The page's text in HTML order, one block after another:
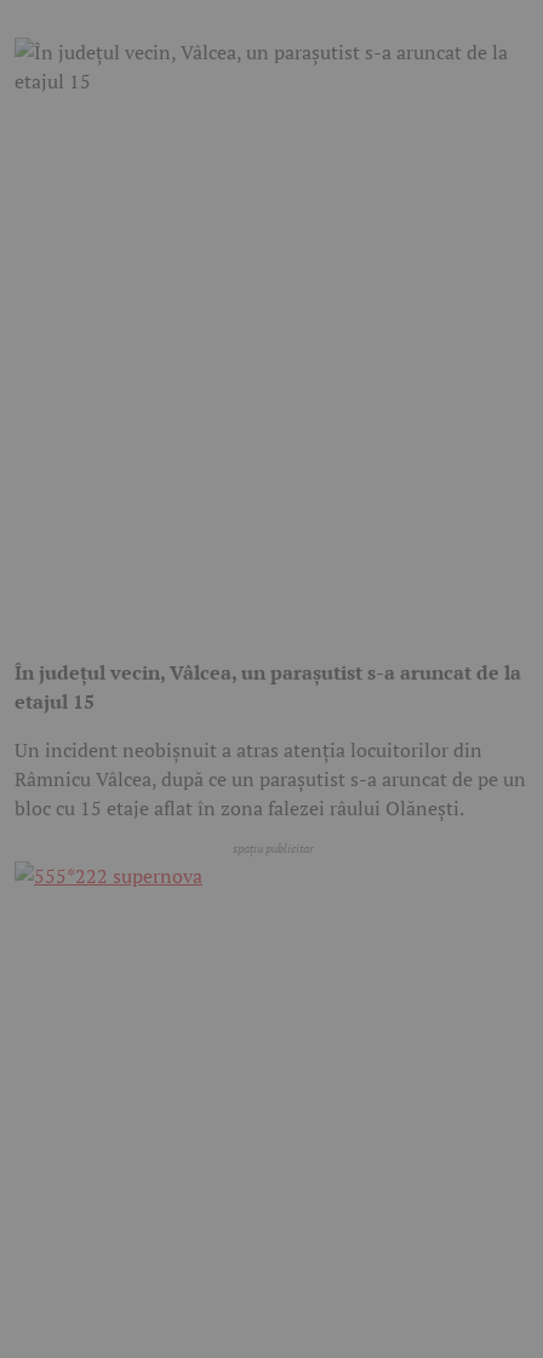
În județul vecin, Vâlcea, un parașutist s-a aruncat de la
etajul 15
Un incident neobișnuit a atras atenția locuitorilor din
Râmnicu Vâlcea, după ce un parașutist s-a aruncat de pe un
bloc cu 15 etaje aflat în zona falezei râului Olănești.